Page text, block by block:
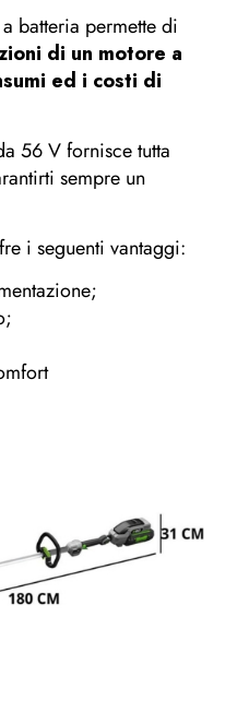
batteria permette di
di un motore a
ed i costi di
56 V fornisce tutta
sempre un
i seguenti vantaggi: